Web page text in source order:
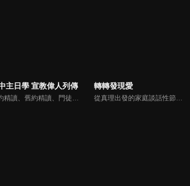
主日學 宣教偉人列傳
新約精讀、舊約精讀、門徒造就、神學與教會歷史等主題系列，全方位裝備基督徒生命，教師與牧師精闢解析，幫助您更加明白聖經真理，走進神的心意。
轉轉發現愛
從真理出發的家庭談話性節目，針對現代婚姻家庭議題讓您輕鬆掌握關注方向。